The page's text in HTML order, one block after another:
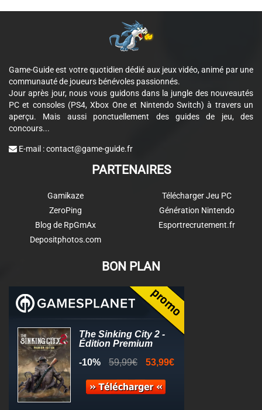
Game-Guide est votre quotidien dédié aux jeux vidéo, animé par une
communauté de joueurs bénévoles passionnés.
Jour après jour, nous vous guidons dans la jungle des nouveautés
PC et consoles (PS4, Xbox One et Nintendo Switch) à travers un
aperçu. Mais aussi ponctuellement des guides de jeu, des
concours...
E-mail :contact@game-guide.fr
PARTENAIRES
Gamikaze
ZeroPing
Blog de RpGmAx
Depositphotos.com
Télécharger Jeu PC
Génération Nintendo
Esportrecrutement.fr
BON PLAN